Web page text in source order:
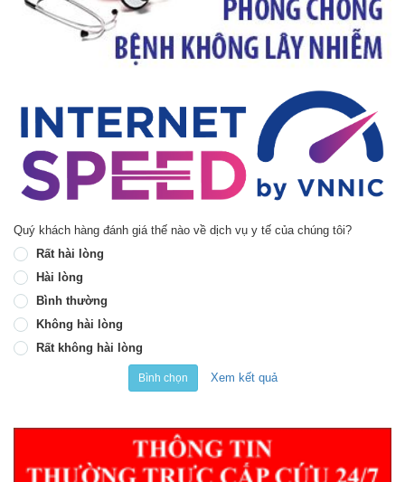
Quý khách hàng đánh giá thế nào về dịch vụ y tế của chúng tôi?
Rất hài lòng
Hài lòng
Bình thường
Không hài lòng
Rất không hài lòng
Bình chọn Xem kết quả